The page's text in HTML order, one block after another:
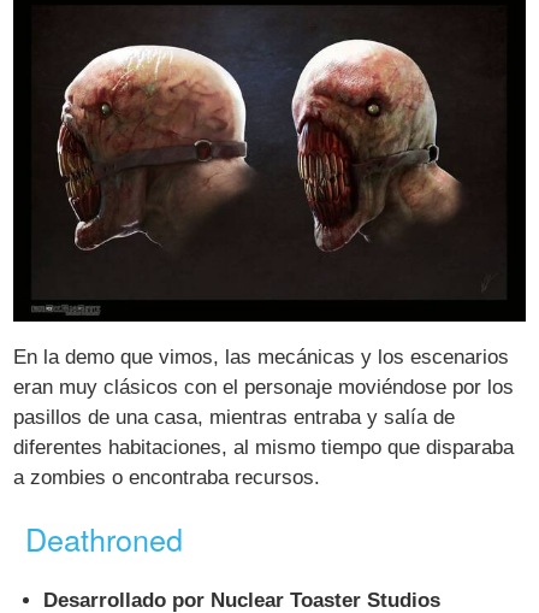
En la demo que vimos, las mecánicas y los escenarios
eran muy clásicos con el personaje moviéndose por los
pasillos de una casa, mientras entraba y salía de
diferentes habitaciones, al mismo tiempo que disparaba
a zombies o encontraba recursos.
Deathroned
Desarrollado por Nuclear Toaster Studios